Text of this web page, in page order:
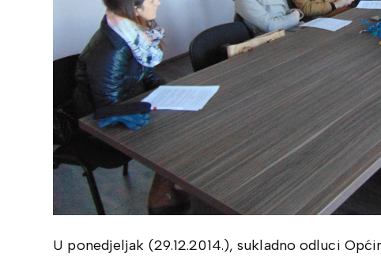
U ponedjeljak (29.12.2014.), sukladno odluci